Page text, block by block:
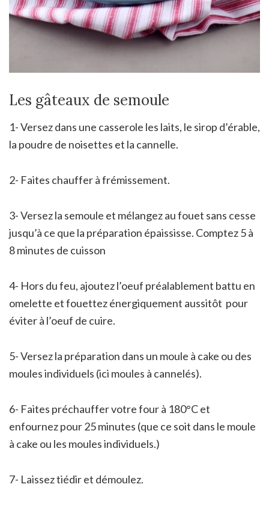
Les gâteaux de semoule
1- Versez dans une casserole les laits, le sirop d’érable,
la poudre de noisettes et la cannelle.
2- Faites chauffer à frémissement.
3- Versez la semoule et mélangez au fouet sans cesse
jusqu’à ce que la préparation épaississe. Comptez 5 à
8 minutes de cuisson
4- Hors du feu, ajoutez l’oeuf préalablement battu en
omelette et fouettez énergiquement aussitôt pour
éviter à l’oeuf de cuire.
5- Versez la préparation dans un moule à cake ou des
moules individuels (ici moules à cannelés).
6- Faites préchauffer votre four à 180°C et
enfournez pour 25 minutes (que ce soit dans le moule
à cake ou les moules individuels.)
7- Laissez tiédir et démoulez.